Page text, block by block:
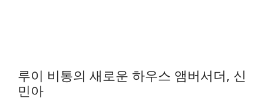
루이 비통의 새로운 하우스 앰버서더, 신
민아